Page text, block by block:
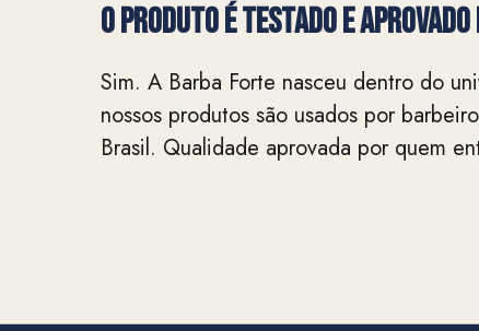
O produto é testado e
Sim. A Barba Forte nasceu dentro do
nossos produtos são usados por
Brasil. Qualidade aprovada por quem